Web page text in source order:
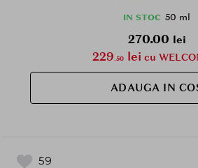
IN STOC 50 ml
270.00 lei
229.50 lei cu
ADAUGA IN
59